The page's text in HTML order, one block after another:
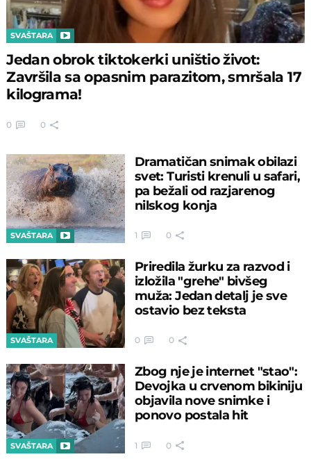
SVAŠTARA
Jedan obrok tiktokerki uništio život:
Završila sa opasnim parazitom, smršala 17
kilograma!
0 0
SVAŠTARA
Dramatičan snimak obilazi
svet: Turisti krenuli u safari,
pa bežali od razjarenog
nilskog konja
1 0
SVAŠTARA
Priredila žurku za razvod i
izložila "grehe" bivšeg
muža: Jedan detalj je sve
ostavio bez teksta
0 0
SVAŠTARA
Zbog nje je internet "stao":
Devojka u crvenom bikiniju
objavila nove snimke i
ponovo postala hit
1 0